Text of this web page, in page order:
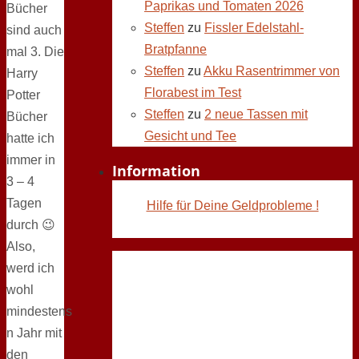
Bücher
sind auch
mal 3. Die
Harry
Potter
Bücher
hatte ich
immer in
3 – 4
Tagen
durch 😉
Also,
werd ich
wohl
mindestens
n Jahr mit
den
Paprikas und Tomaten 2026
Steffen zu Fissler Edelstahl-
Bratpfanne
Steffen zu Akku Rasentrimmer von
Florabest im Test
Steffen zu 2 neue Tassen mit
Gesicht und Tee
Information
Hilfe für Deine Geldprobleme !